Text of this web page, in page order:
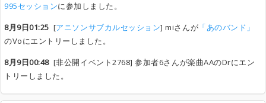
995セッションに参加しました。
8月9日01:25 [アニソンサブカルセッション] miさんが 「あのバンド」
のVoにエントリーしました。
8月9日00:48[非公開イベント2768] 参加者6さんが楽曲AAのDrにエン
トリーしました。